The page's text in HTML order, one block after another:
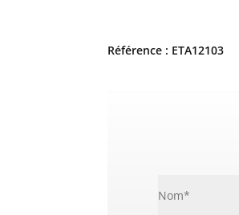
Référence : ETA12103